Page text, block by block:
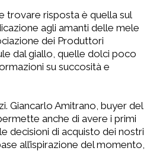
trovare risposta è quella sul
agli amanti delle mele
dei Produttori
dal giallo, quelle dolci poco
su succosità e
Giancarlo Amitrano, buyer del
anche di avere i primi
decisioni di acquisto dei nostri
all’ispirazione del momento,